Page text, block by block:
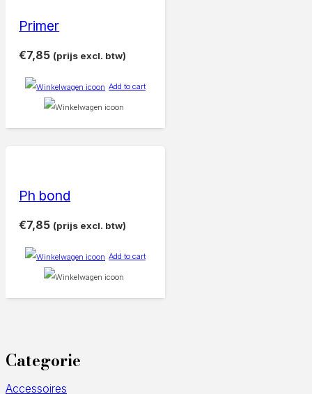
Primer
€7,85 (prijs excl. btw)
Add to cart
Ph bond
€7,85 (prijs excl. btw)
Add to cart
Categorie
Accessoires